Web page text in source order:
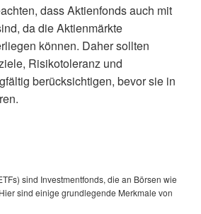
dass Aktienfonds auch mit
da die Aktienmärkte
können. Daher sollten
Risikotoleranz und
berücksichtigen, bevor sie in
sind Investmentfonds, die an Börsen wie
sind einige grundlegende Merkmale von